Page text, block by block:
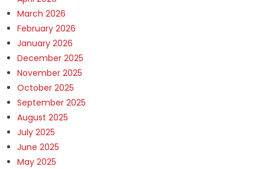
March 2026
February 2026
January 2026
December 2025
November 2025
October 2025
September 2025
August 2025
July 2025
June 2025
May 2025